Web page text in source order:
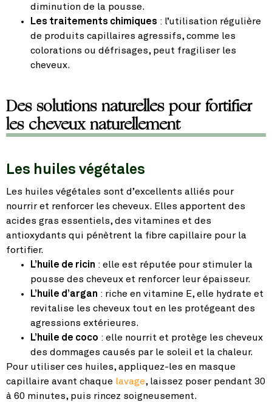
diminution de la pousse.
Les traitements chimiques : l’utilisation régulière
de produits capillaires agressifs, comme les
colorations ou défrisages, peut fragiliser les
cheveux.
Des solutions naturelles pour fortifier
les cheveux naturellement
Les huiles végétales
Les huiles végétales sont d’excellents alliés pour
nourrir et renforcer les cheveux. Elles apportent des
acides gras essentiels, des vitamines et des
antioxydants qui pénètrent la fibre capillaire pour la
fortifier.
L’huile de ricin : elle est réputée pour stimuler la
pousse des cheveux et renforcer leur épaisseur.
L’huile d’argan : riche en vitamine E, elle hydrate et
revitalise les cheveux tout en les protégeant des
agressions extérieures.
L’huile de coco : elle nourrit et protège les cheveux
des dommages causés par le soleil et la chaleur.
Pour utiliser ces huiles, appliquez-les en masque
capillaire avant chaque lavage, laissez poser pendant 30
à 60 minutes, puis rincez soigneusement.